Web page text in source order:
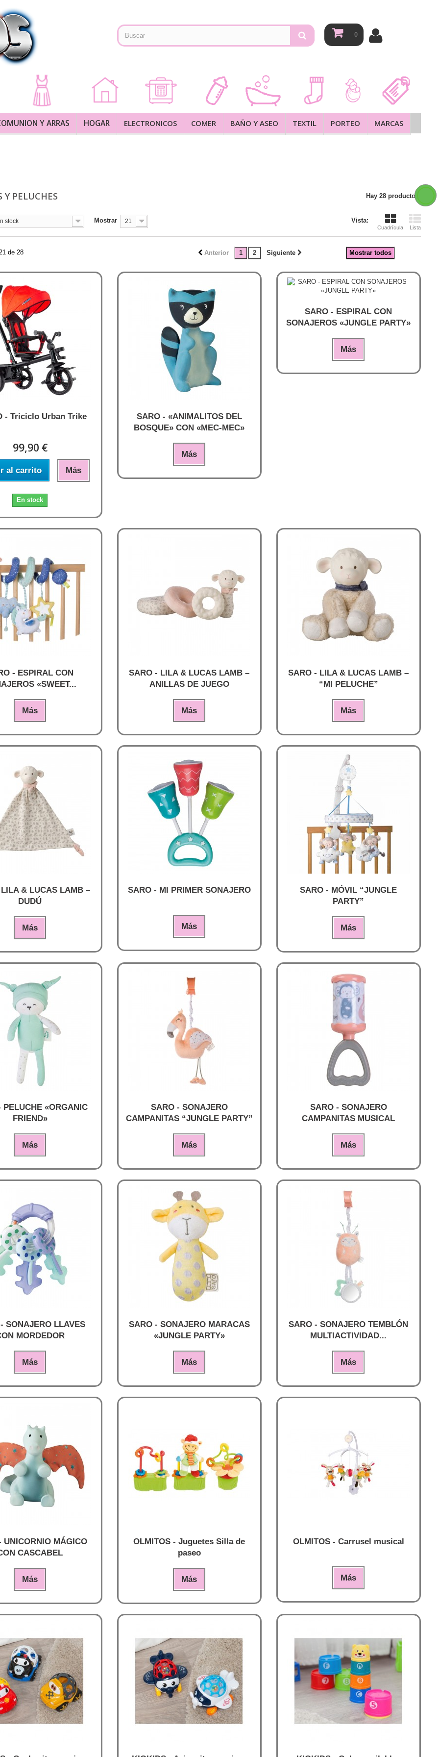
0
Y ARRAS HOGAR ELECTRONICOS COMER BAÑO Y ASEO TEXTIL PORTEO MARCAS
Y PELUCHES Hay 28 productos.
Vista:
Cuadrícula Lista
stock Mostrar 21
Mostrar todos
Anterior 1 2 Siguiente
de 28
- Triciclo Urban Trike
99,90 €
al carrito Más
En stock
SARO - «ANIMALITOS DEL
BOSQUE» CON «MEC-MEC»
Más
SARO - ESPIRAL CON
SONAJEROS «JUNGLE PARTY»
Más
- ESPIRAL CON
«SWEET...
Más
SARO - LILA & LUCAS LAMB –
ANILLAS DE JUEGO
Más
SARO - LILA & LUCAS LAMB –
“MI PELUCHE”
Más
& LUCAS LAMB –
DUDÚ
Más
SARO - MI PRIMER SONAJERO
Más
SARO - MÓVIL “JUNGLE
PARTY”
Más
PELUCHE «ORGANIC
FRIEND»
Más
SARO - SONAJERO
CAMPANITAS “JUNGLE PARTY”
Más
SARO - SONAJERO
CAMPANITAS MUSICAL
Más
SONAJERO LLAVES
MORDEDOR
Más
SARO - SONAJERO MARACAS
«JUNGLE PARTY»
Más
SARO - SONAJERO TEMBLÓN
MULTIACTIVIDAD...
Más
UNICORNIO MÁGICO
CASCABEL
Más
OLMITOS - Juguetes Silla de
paseo
Más
OLMITOS - Carrusel musical
Más